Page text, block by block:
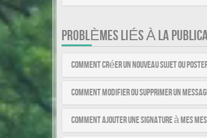
PROBLÈMES LIÉS À LA
Comment créer un nouveau sujet ou
Comment modifier ou supprimer un
Comment ajouter une signature à mes